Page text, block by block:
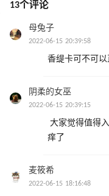
13个评论
母兔子
2022-06-15 20:39:58
香缇卡可不可
阴柔的女巫
2022-06-15 20:39:15
大家觉得值得
痒了
麦筱希
2022-06-15 18:16:48